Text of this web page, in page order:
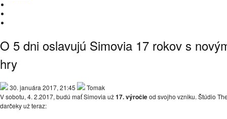
O 5 dni oslavujú Simovia 17 rokov s
hry
30. januára 2017, 21:45
Tomak
V sobotu, 4. 2.2017, budú mať Simovia už17. výročieod svojho vzniku. Štúdio
darčeky už teraz: